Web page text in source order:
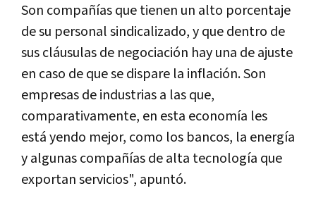
Son compañías que tienen un alto porcentaje
de su personal sindicalizado, y que dentro de
sus cláusulas de negociación hay una de ajuste
en caso de que se dispare la inflación. Son
empresas de industrias a las que,
comparativamente, en esta economía les
está yendo mejor, como los bancos, la energía
y algunas compañías de alta tecnología que
exportan servicios", apuntó.